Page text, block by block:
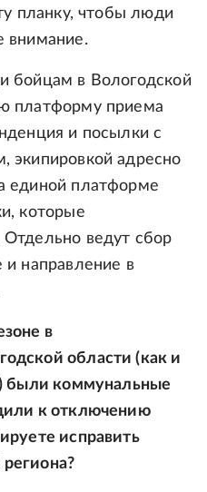
планку, чтобы люди
внимание.
бойцам в Вологодской
платформу приема
и посылки с
экипировкой адресно
единой платформе
которые
ведут сбор
и направление в
в
области (как и
были коммунальные
к отключению
исправить